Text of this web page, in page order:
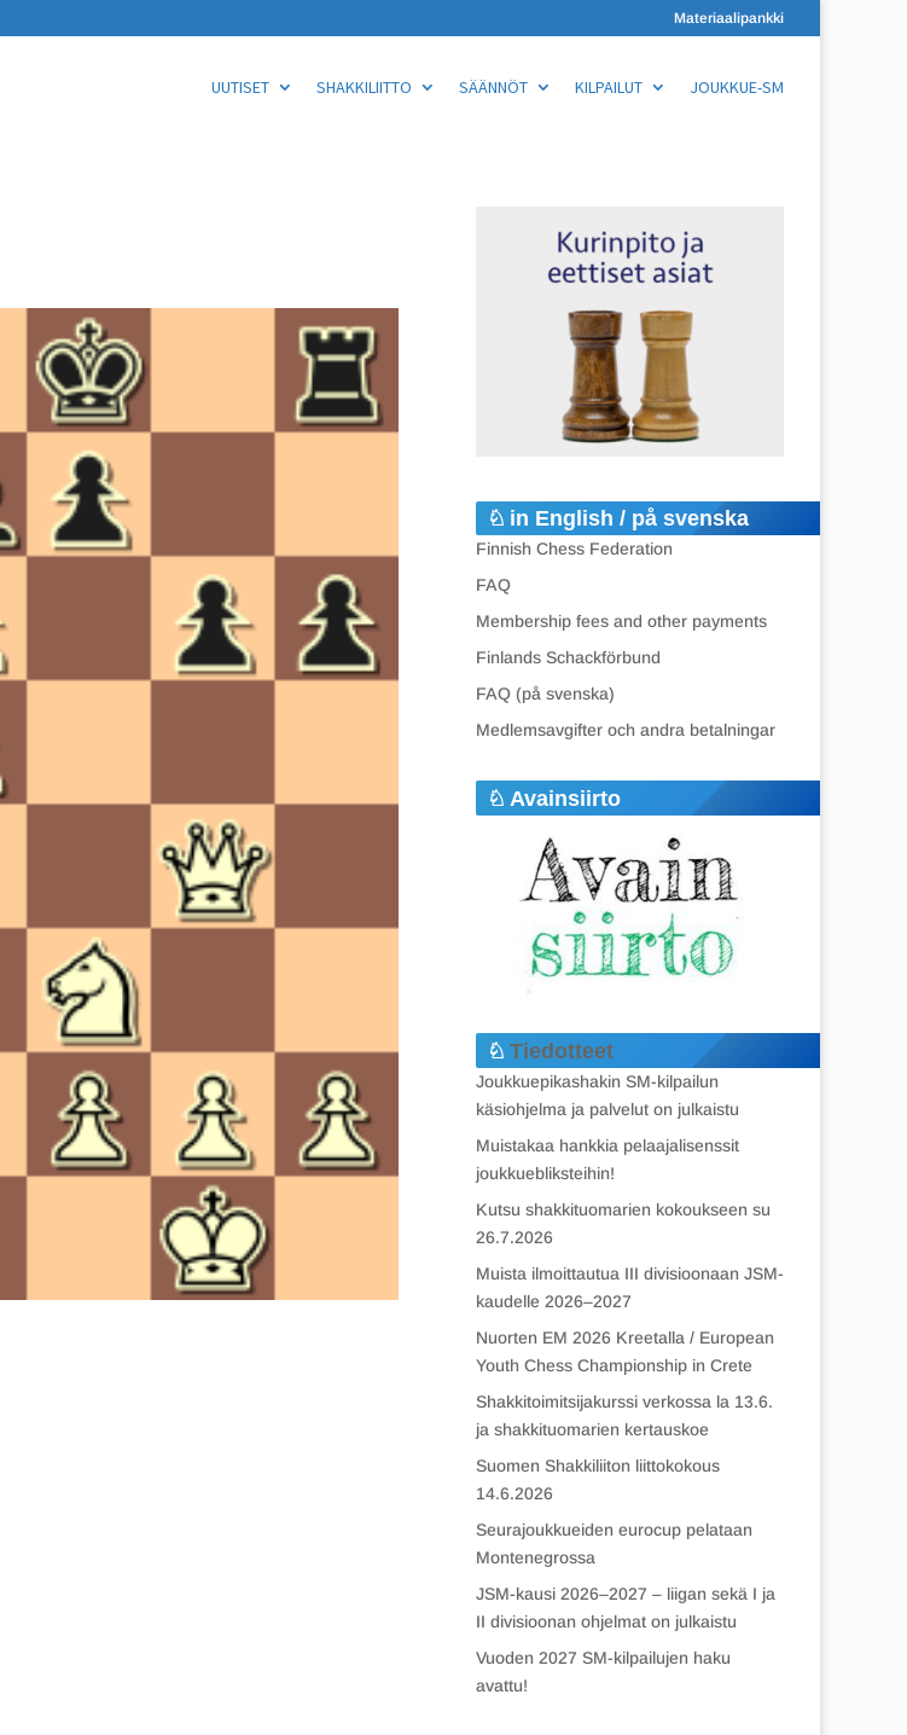
Materiaalipankki
UUTISET SHAKKILIITTO SÄÄNNÖT KILPAILUT JOUKKUE-SM
in English / på svenska
Finnish Chess Federation
FAQ
Membership fees and other payments
Finlands Schackförbund
FAQ (på svenska)
Medlemsavgifter och andra betalningar
Avainsiirto
Tiedotteet
Joukkuepikashakin SM-kilpailun
käsiohjelma ja palvelut on julkaistu
Muistakaa hankkia pelaajalisenssit
joukkuebliksteihin!
Kutsu shakkituomarien kokoukseen su
26.7.2026
Muista ilmoittautua III divisioonaan JSM-
kaudelle 2026–2027
Nuorten EM 2026 Kreetalla / European
Youth Chess Championship in Crete
Shakkitoimitsijakurssi verkossa la 13.6.
ja shakkituomarien kertauskoe
Suomen Shakkiliiton liittokokous
14.6.2026
Seurajoukkueiden eurocup pelataan
Montenegrossa
JSM-kausi 2026–2027 – liigan sekä I ja
II divisioonan ohjelmat on julkaistu
Vuoden 2027 SM-kilpailujen haku
avattu!